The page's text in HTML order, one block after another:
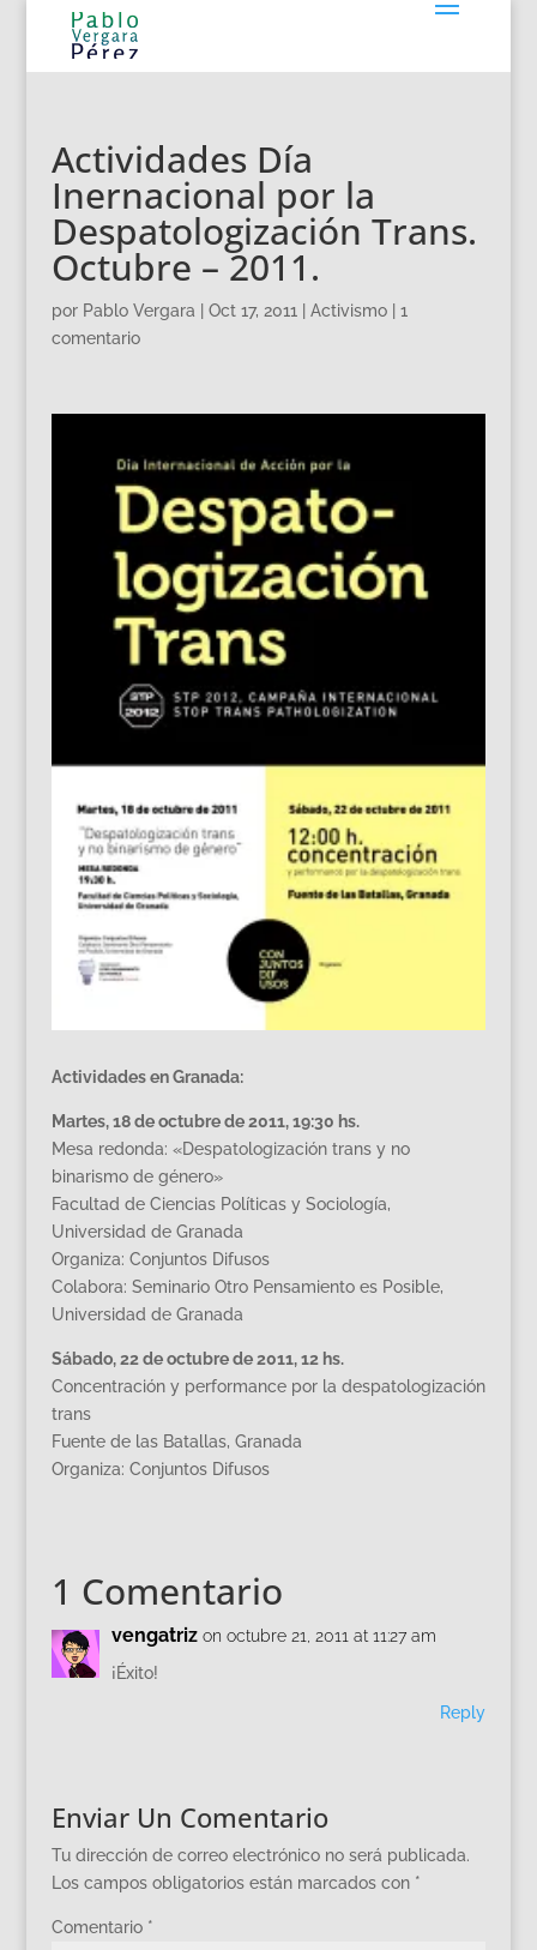
Actividades Día
Inernacional por la
Despatologización Trans.
Octubre – 2011.
por Pablo Vergara Oct 17, 2011 Activismo| 1
comentario
Actividades en Granada:
Martes, 18 de octubre de 2011, 19:30 hs.
Mesa redonda: «Despatologización trans y no
binarismo de género»
Facultad de Ciencias Políticas y Sociología,
Universidad de Granada
Organiza: Conjuntos Difusos
Colabora: Seminario Otro Pensamiento es Posible,
Universidad de Granada
Sábado, 22 de octubre de 2011, 12 hs.
Concentración y performance por la despatologización
trans
Fuente de las Batallas, Granada
Organiza: Conjuntos Difusos
1 Comentario
vengatriz on octubre 21, 2011 at 11:27 am
¡Éxito!
Reply
Enviar Un Comentario
Tu dirección de correo electrónico no será publicada.
Los campos obligatorios están marcados con *
Comentario *